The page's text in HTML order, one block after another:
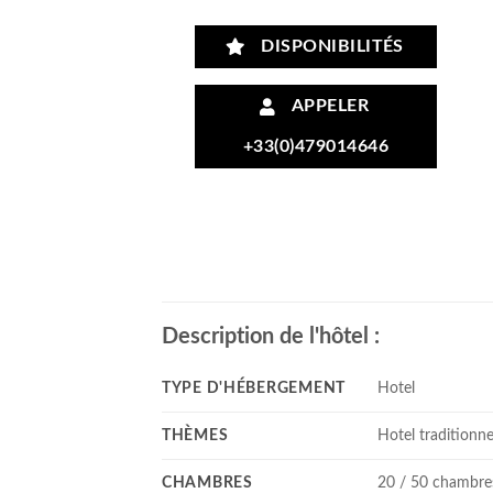
DISPONIBILITÉS
APPELER
+33(0)479014646
Description de l'hôtel :
TYPE D'HÉBERGEMENT Hotel
THÈMES Hotel
CHAMBRES 20 / 50